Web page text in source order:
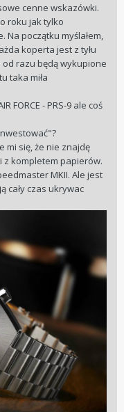
cenne wskazówki.
roku jak tylko
początku myślałem,
koperta jest z tyłu
od razu będą wykupione
taka miła
FORCE - PRS-9 ale coś
mi się, że nie znajdę
z kompletem papierów.
MKII. Ale jest
cały czas ukrywac